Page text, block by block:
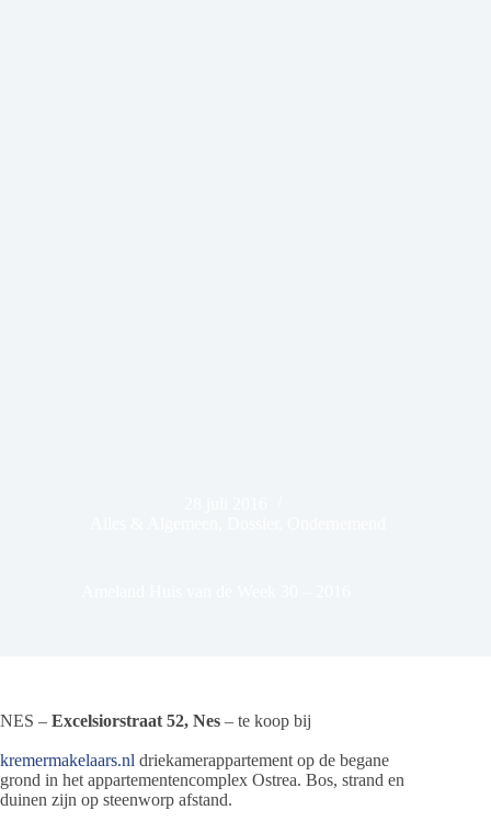
NES – Excelsiorstraat 52, Nes – te koop bij
kremermakelaars.nl driekamerappartement op de begane
grond in het appartementencomplex Ostrea. Bos, strand en
duinen zijn op steenworp afstand.